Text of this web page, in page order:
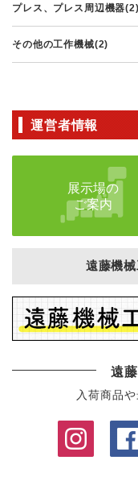
プレス、プレス周辺機器(2)
その他の工作機械(2)
運営者情報
展示場の
ご案内
遠藤機
遠
入荷商品